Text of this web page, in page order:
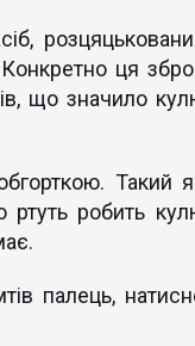
ця
що значило
Такий
ртуть робить
палець,